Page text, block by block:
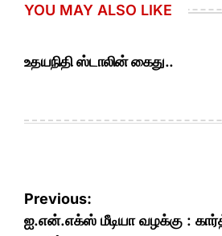
YOU MAY ALSO LIKE
உதயநிதி ஸ்டாலின் கைது..
Post
navigation
Previous:
ஐ.என்.எக்ஸ் மீடியா வழக்கு :